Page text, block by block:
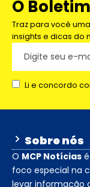
O
Traz para você
insights e dicas do
Li e concordo
Sobre nós
O MCP Notícias
foco especial na
levar informação